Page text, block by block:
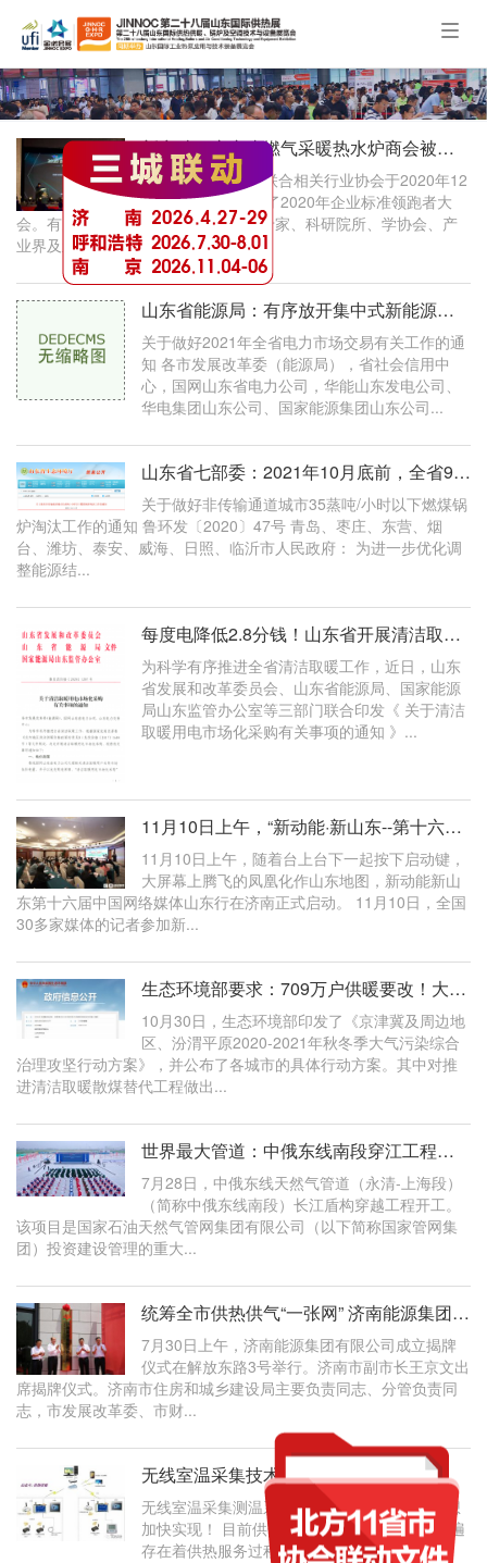
新突破｜广东省燃气采暖热水炉商会被评为企业标准“领跑者”优秀评估机构
中国标准化研究院联合相关行业协会于2020年12
月19日在北京召开了2020年企业标准领跑者大
会。有关政府部门领导、地方领导及专家、科研院所、学协会、产
业界及新闻媒体代表参加会议...
山东省能源局：有序放开集中式新能源发电机组进入电力市场交易
关于做好2021年全省电力市场交易有关工作的通
知 各市发展改革委（能源局），省社会信用中
心，国网山东省电力公司，华能山东发电公司、
华电集团山东公司、国家能源集团山东公司...
山东省七部委：2021年10月底前，全省9个非传输通道城市35蒸吨/小时以下燃煤锅
关于做好非传输通道城市35蒸吨/小时以下燃煤锅
炉淘汰工作的通知 鲁环发〔2020〕47号 青岛、枣庄、东营、烟
台、潍坊、泰安、威海、日照、临沂市人民政府： 为进一步优化调
整能源结...
每度电降低2.8分钱！山东省开展清洁取暖用电市场化采购
为科学有序推进全省清洁取暖工作，近日，山东
省发展和改革委员会、山东省能源局、国家能源
局山东监管办公室等三部门联合印发《 关于清洁
取暖用电市场化采购有关事项的通知 》...
11月10日上午，“新动能·新山东--第十六届中国网络媒体山东行”在济南正式启
11月10日上午，随着台上台下一起按下启动键，
大屏幕上腾飞的凤凰化作山东地图，新动能新山
东第十六届中国网络媒体山东行在济南正式启动。 11月10日，全国
30多家媒体的记者参加新...
生态环境部要求：709万户供暖要改！大棚、养殖和烘干也有要求
10月30日，生态环境部印发了《京津冀及周边地
区、汾渭平原2020-2021年秋冬季大气污染综合
治理攻坚行动方案》，并公布了各城市的具体行动方案。其中对推
进清洁取暖散煤替代工程做出...
世界最大管道：中俄东线南段穿江工程开工
7月28日，中俄东线天然气管道（永清-上海段）
（简称中俄东线南段）长江盾构穿越工程开工。
该项目是国家石油天然气管网集团有限公司（以下简称国家管网集
团）投资建设管理的重大...
统筹全市供热供气“一张网” 济南能源集团有限公司揭牌成立
7月30日上午，济南能源集团有限公司成立揭牌
仪式在解放东路3号举行。济南市副市长王京文出
席揭牌仪式。济南市住房和城乡建设局主要负责同志、分管负责同
志，市发展改革委、市财...
无线室温采集技术将助力智慧供热加快实现
无线室温采集测温系统设备将助力智慧供热畅想
加快实现！ 目前供热行业生产管理过程中，普遍
存在着供热服务过程中遇到的供热效果不易掌